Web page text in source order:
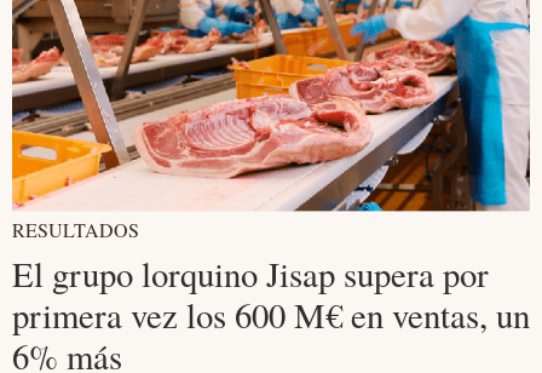
RESULTADOS
El grupo lorquino Jisap supera por
primera vez los 600 M€ en ventas, un
6% más